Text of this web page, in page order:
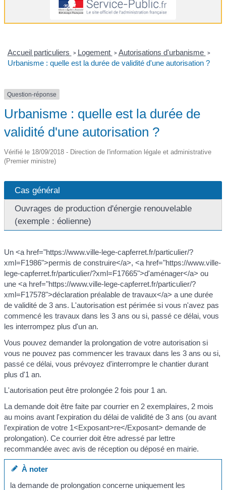
Accueil particuliers > Logement > Autorisations d'urbanisme >
Urbanisme : quelle est la durée de validité d'une autorisation ?
Question-réponse
Urbanisme : quelle est la durée de
validité d'une autorisation ?
Vérifié le 18/09/2018 - Direction de l'information légale et administrative
(Premier ministre)
Cas général
Ouvrages de production d'énergie renouvelable
(exemple : éolienne)
Un <a href="https://www.ville-lege-capferret.fr/particulier/?
xml=F1986">permis de construire</a>, <a href="https://www.ville-
lege-capferret.fr/particulier/?xml=F17665">d'aménager</a> ou
une <a href="https://www.ville-lege-capferret.fr/particulier/?
xml=F17578">déclaration préalable de travaux</a> a une durée
de validité de 3 ans. L'autorisation est périmée si vous n'avez pas
commencé les travaux dans les 3 ans ou si, passé ce délai, vous
les interrompez plus d'un an.
Vous pouvez demander la prolongation de votre autorisation si
vous ne pouvez pas commencer les travaux dans les 3 ans ou si,
passé ce délai, vous prévoyez d'interrompre le chantier durant
plus d'1 an.
L'autorisation peut être prolongée 2 fois pour 1 an.
La demande doit être faite par courrier en 2 exemplaires, 2 mois
au moins avant l'expiration du délai de validité de 3 ans (ou avant
l'expiration de votre 1<Exposant>re</Exposant> demande de
prolongation). Ce courrier doit être adressé par lettre
recommandée avec avis de réception ou déposé en mairie.
À noter
la demande de prolongation concerne uniquement les